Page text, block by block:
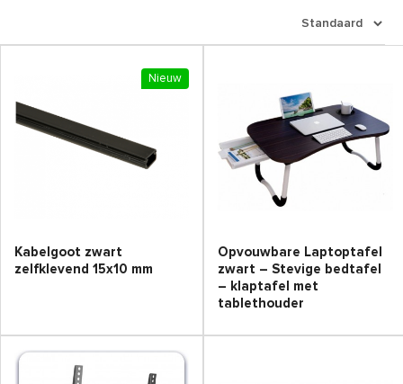
Nieuw
Kabelgoot zwart
zelfklevend 15x10 mm
Opvouwbare Laptoptafel
zwart – Stevige bedtafel
– klaptafel met
tablethouder